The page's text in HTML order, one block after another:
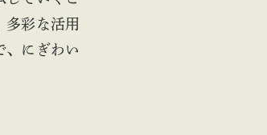
多彩な活用
、にぎわい